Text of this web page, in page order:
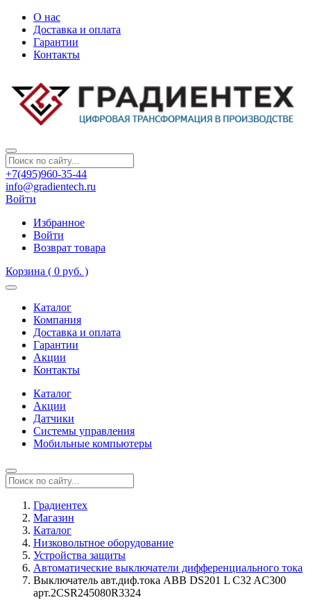
О нас
Доставка и оплата
Гарантии
Контакты
+7(495)960-35-44
info@gradientech.ru
Войти
Избранное
Войти
Возврат товара
Корзина ( 0 руб. )
Каталог
Компания
Доставка и оплата
Гарантии
Акции
Контакты
Каталог
Акции
Датчики
Системы управления
Мобильные компьютеры
Градиентех
Магазин
Каталог
Низковольтное оборудование
Устройства защиты
Автоматические выключатели дифференциального тока
Выключатель авт.диф.тока ABB DS201 L C32 AC300
арт.2CSR245080R3324